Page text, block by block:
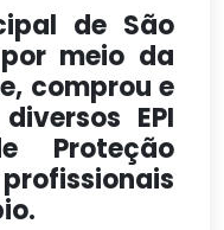
de São
meio da
comprou e
EPI
Proteção